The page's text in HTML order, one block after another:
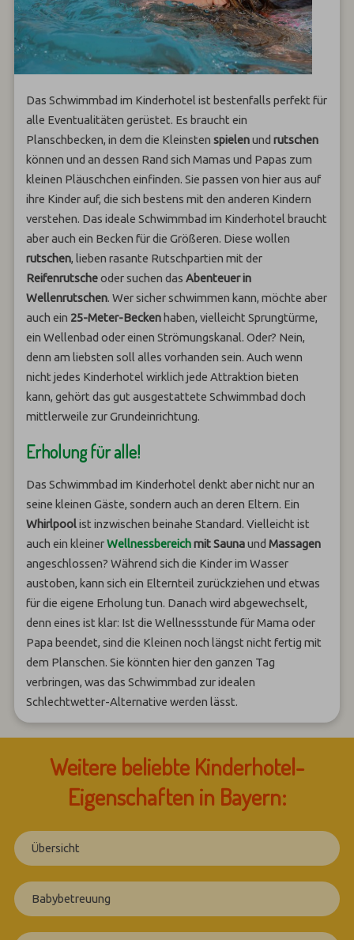
Das Schwimmbad im Kinderhotel ist bestenfalls perfekt für
alle Eventualitäten gerüstet. Es braucht ein
Planschbecken, in dem die Kleinstenspielenundrutschen
können und an dessen Rand sich Mamas und Papas zum
kleinen Pläuschchen einfinden. Sie passen von hier aus auf
ihre Kinder auf, die sich bestens mit den anderen Kindern
verstehen. Das ideale Schwimmbad im Kinderhotel braucht
aber auch ein Becken für die Größeren. Diese wollen
rutschen, lieben rasante Rutschpartien mit der
Reifenrutscheoder suchen dasAbenteuer in
Wellenrutschen. Wer sicher schwimmen kann, möchte aber
auch ein 25-Meter-Becken haben, vielleicht Sprungtürme,
ein Wellenbad oder einen Strömungskanal. Oder? Nein,
denn am liebsten soll alles vorhanden sein. Auch wenn
nicht jedes Kinderhotel wirklich jede Attraktion bieten
kann, gehört das gut ausgestattete Schwimmbad doch
mittlerweile zur Grundeinrichtung.
Erholung für alle!
Das Schwimmbad im Kinderhotel denkt aber nicht nur an
seine kleinen Gäste, sondern auch an deren Eltern. Ein
Whirlpoolist inzwischen beinahe Standard. Vielleicht ist
auch ein kleinerWellnessbereichmit SaunaundMassagen
angeschlossen? Während sich die Kinder im Wasser
austoben, kann sich ein Elternteil zurückziehen und etwas
für die eigene Erholung tun. Danach wird abgewechselt,
denn eines ist klar: Ist die Wellnessstunde für Mama oder
Papa beendet, sind die Kleinen noch längst nicht fertig mit
dem Planschen. Sie könnten hier den ganzen Tag
verbringen, was das Schwimmbad zur idealen
Schlechtwetter-Alternative werden lässt.
Weitere beliebte Kinderhotel-
Eigenschaften in Bayern:
Übersicht
Babybetreuung